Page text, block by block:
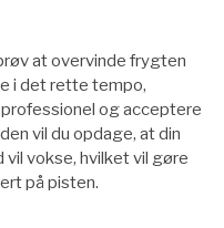
at overvinde frygten
i det rette tempo,
og acceptere
vil du opdage, at din
vokse, hvilket vil gøre
på pisten.